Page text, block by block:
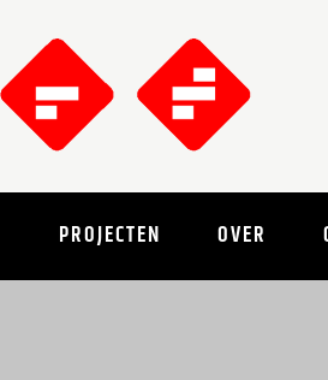
PROJECTEN OVER